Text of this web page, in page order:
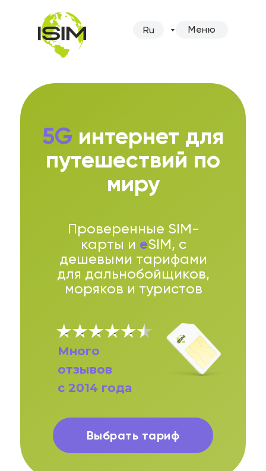
5G интернет для
путешествий по
миру
Проверенные SIM-
карты и eSIM, c
дешевыми тарифами
для дальнобойщиков,
моряков и туристов
Выбрать тариф
Ru Меню
Много
отзывов
с 2014 года
eSIMили SIM.
Выбирайте
удобный!